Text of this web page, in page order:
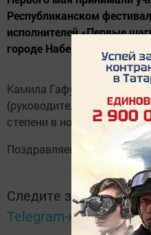
Республиканском
исполнителей «Первые
городе Набережные Челны.
Камила Гафурова и Милена
(руководитель
степени в номинации
Поздравляем их!
Следите за самым
Telegram-канале